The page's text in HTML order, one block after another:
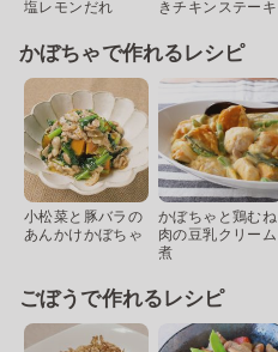
塩レモンだれ
きチキンステーキ
かぼちゃで作れるレシピ
小松菜と豚バラの
あんかけかぼちゃ
かぼちゃと鶏むね
肉の豆乳クリーム
煮
ごぼうで作れるレシピ